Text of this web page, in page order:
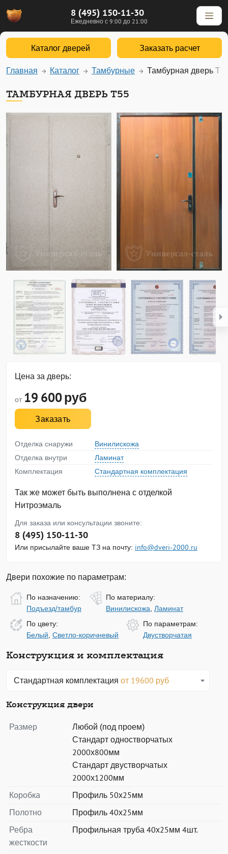
8 (495) 150-11-30
Ежедневно с 9:00 до 21:00
Каталог дверей Заказать расчет
Главная Каталог Тамбурные Тамбурная дверь
ТАМБУРНАЯ ДВЕРЬ Т55
Цена за дверь:
от 19 600руб
Заказать
Отделка снаружи
Винилискожа
Отделка внутри
Ламинат
Комплектация
Стандартная комплектация
Так же может быть выполнена с отделкой
Нитроэмаль
Для заказа или консультации звоните:
8 (495) 150-11-30
Или присылайте ваше ТЗ на почту: info@dveri-2000.ru
Двери похожие по параметрам:
По назначению:
Подъезд/тамбур
По материалу:
Винилискожа, Ламинат
По цвету:
Белый, Светло-коричневый
По параметрам:
Двустворчатая
Конструкция и комплектация
Стандартная комплектация от 19600 руб
Конструкция двери
Размер
Любой (под проем)
Стандарт одностворчатых
2000х800мм
Стандарт двустворчатых
2000х1200мм
Коробка
Профиль 50х25мм
Полотно
Профиль 40х25мм
Ребра
жесткости
Профильная труба 40х25мм 4шт.